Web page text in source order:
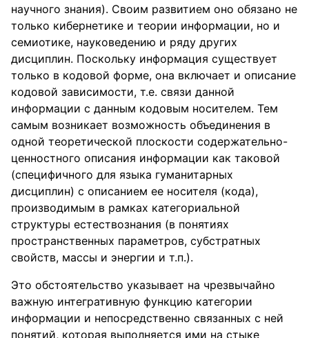
научного знания). Своим развитием оно обязано не
только кибернетике и теории информации, но и
семиотике, науковедению и ряду других
дисциплин. Поскольку информация существует
только в кодовой форме, она включает и описание
кодовой зависимости, т.е. связи данной
информации с данным кодовым носителем. Тем
самым возникает возможность объединения в
одной теоретической плоскости содержательно-
ценностного описания информации как таковой
(специфичного для языка гуманитарных
дисциплин) с описанием ее носителя (кода),
производимым в рамках категориальной
структуры естествознания (в понятиях
пространственных параметров, субстратных
свойств, массы и энергии и т.п.).
Это обстоятельство указывает на чрезвычайно
важную интегративную функцию категории
информации и непосредственно связанных с ней
понятий, которая выполняется ими на стыке